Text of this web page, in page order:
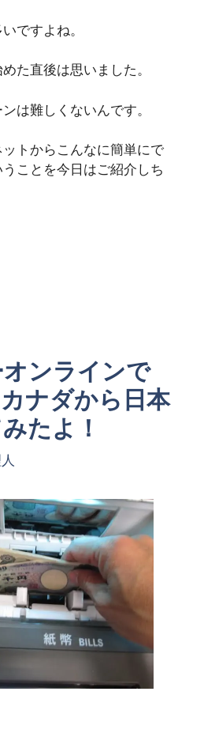
ですよね。
た直後は思いました。
は難しくないんです。
トからこんなに簡単にで
ことを今日はご紹介しち
ンラインで
ナダから日本
たよ！